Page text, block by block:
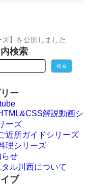
】を公開しました
検索
検索
ー
解説動画シ
ーズ
近所ガイドシリーズ
理シリーズ
らせ
タル川西について
ブ